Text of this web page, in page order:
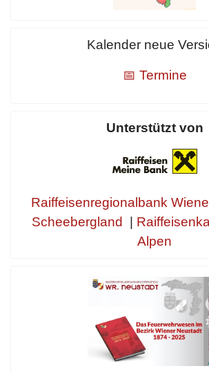
Kalender neue
📅 Termine
Unterstützt von
Raiffeisenregionalbank
Scheebergland |
Alpen